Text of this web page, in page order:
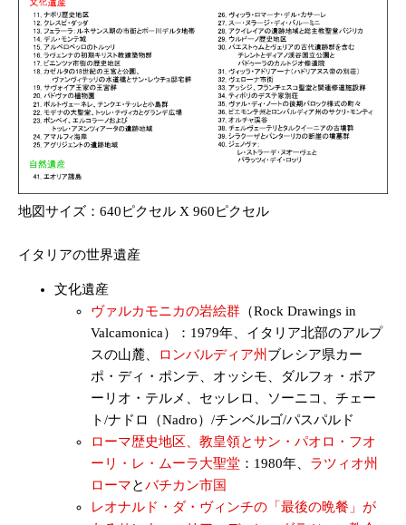
地図サイズ：640ピクセル X 960ピクセル
イタリアの世界遺産
文化遺産
ヴァルカモニカの岩絵群 （Rock Drawings in
Valcamonica）：1979年、イタリア北部のアルプ
スの山麓、
ロンバルディア州 ブレシア県カー
ポ・ディ・ポンテ、オッシモ、ダルフォ・ボア
ーリオ・テルメ、セッレロ、ソーニコ、チェー
ト/ナドロ（Nadro）/チンベルゴ/パスパルド
ローマ歴史地区、教皇領とサン・パオロ・フオ
ーリ・レ・ムーラ大聖堂 ：1980年、 ラツィオ州
ローマとバチカン市国
レオナルド・ダ・ヴィンチの「最後の晩餐」が